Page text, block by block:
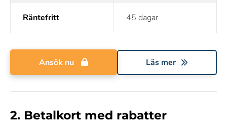
Räntefritt 45 dagar
Ansök nu Läs mer
2. Betalkort med rabatter